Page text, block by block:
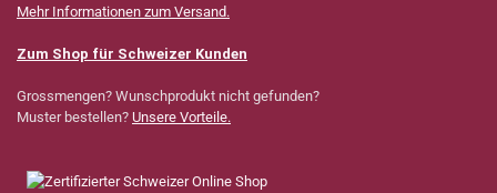
Mehr Informationen zum Versand.
Zum Shop für Schweizer Kunden
Grossmengen? Wunschprodukt nicht gefunden?
Muster bestellen? Unsere Vorteile.